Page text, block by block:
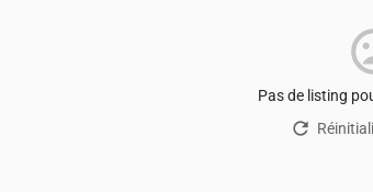
Pas de listing